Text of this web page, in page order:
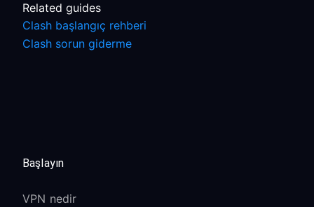
Related guides
Clash başlangıç rehberi
Clash sorun giderme
Başlayın
VPN nedir